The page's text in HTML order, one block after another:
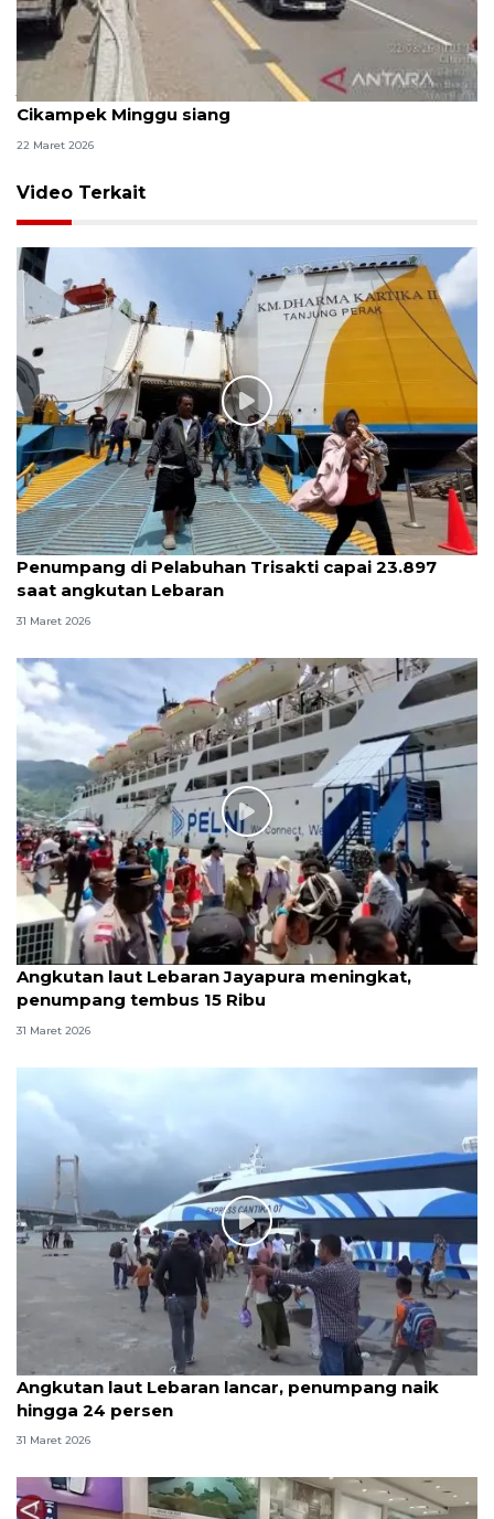
Jasamarga terapkan "contraflow" di Tol Jakarta-
Cikampek Minggu siang
22 Maret 2026
Video Terkait
Penumpang di Pelabuhan Trisakti capai 23.897
saat angkutan Lebaran
31 Maret 2026
Angkutan laut Lebaran Jayapura meningkat,
penumpang tembus 15 Ribu
31 Maret 2026
Angkutan laut Lebaran lancar, penumpang naik
hingga 24 persen
31 Maret 2026